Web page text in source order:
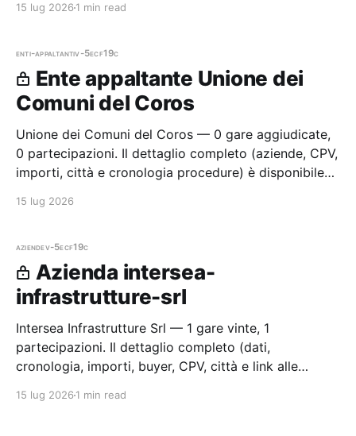
partecipazioni.
15 lug 2026 1 min read
enti-appaltantiv-5ecf19c
Ente appaltante Unione dei
Comuni del Coros
Unione dei Comuni del Coros — 0 gare aggiudicate,
0 partecipazioni. Il dettaglio completo (aziende, CPV,
importi, città e cronologia procedure) è disponibile
15 lug 2026
aziendev-5ecf19c
Azienda intersea-
infrastrutture-srl
Intersea Infrastrutture Srl — 1 gare vinte, 1
partecipazioni. Il dettaglio completo (dati,
cronologia, importi, buyer, CPV, città e link alle
15 lug 2026 1 min read